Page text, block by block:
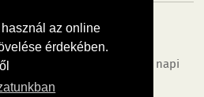
az online
érdekében.
Hírek, programok, képek, napi
Győr